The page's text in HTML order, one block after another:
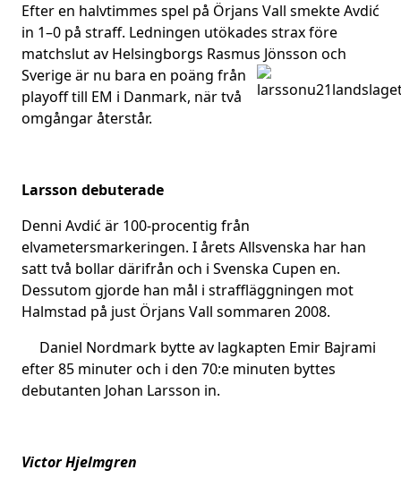
Efter en halvtimmes spel på Örjans Vall smekte Avdić
in 1–0 på straff. Ledningen utökades strax före
matchslut av Helsingborgs Rasmus Jönsson och
Sverige är nu bara en poäng från
playoff till EM i Danmark, när två
omgångar återstår.
Larsson debuterade
Denni Avdić är 100-procentig från
elvametersmarkeringen. I årets Allsvenska har han
satt två bollar därifrån och i Svenska Cupen en.
Dessutom gjorde han mål i straffläggningen mot
Halmstad på just Örjans Vall sommaren 2008.
Daniel Nordmark bytte av lagkapten Emir Bajrami
efter 85 minuter och i den 70:e minuten byttes
debutanten Johan Larsson in.
Victor Hjelmgren